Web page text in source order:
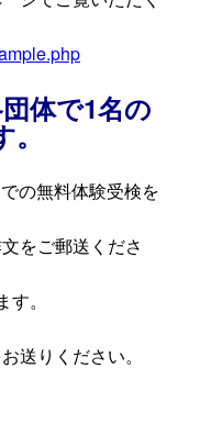
体で1名の
。
の無料体験受検を
をご郵送くださ
。
送りください。